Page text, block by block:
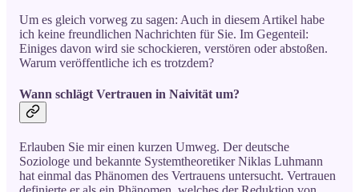
Um es gleich vorweg zu sagen: Auch in diesem Artikel habe
ich keine freundlichen Nachrichten für Sie. Im Gegenteil:
Einiges davon wird sie schockieren, verstören oder abstoßen.
Warum veröffentliche ich es trotzdem?
Wann schlägt Vertrauen in Naivität um?
Erlauben Sie mir einen kurzen Umweg. Der deutsche
Soziologe und bekannte Systemtheoretiker Niklas Luhmann
hat einmal das Phänomen des Vertrauens untersucht. Vertrauen